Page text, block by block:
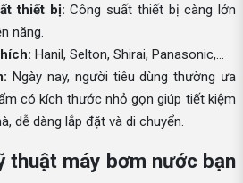
thiết bị: Công suất thiết bị càng lớn
năng.
Hanil, Selton, Shirai, Panasonic,...
Ngày nay, người tiêu dùng thường ưa
có kích thước nhỏ gọn giúp tiết kiệm
dễ dàng lắp đặt và di chuyển.
thuật máy bơm nước bạn